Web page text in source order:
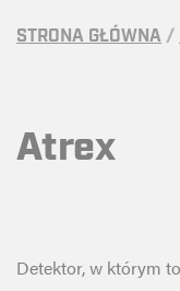
STRONA GŁÓWNA/
Atrex
Detektor, w którym